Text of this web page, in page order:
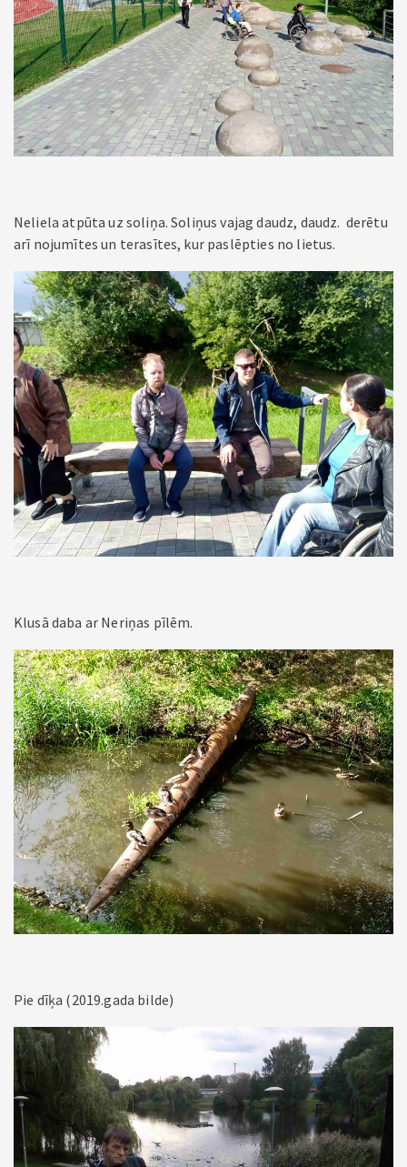
Neliela atpūta uz soliņa. Soliņus vajag daudz, daudz. derētu
arī nojumītes un terasītes, kur paslēpties no lietus.
Klusā daba ar Neriņas pīlēm.
Pie dīķa (2019.gada bilde)